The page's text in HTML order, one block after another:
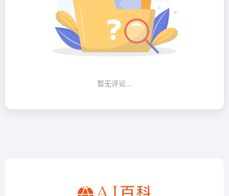
暂无评论...